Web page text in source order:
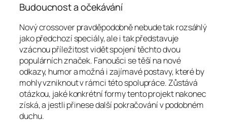
Budoucnost a očekávání
Nový crossover pravděpodobně nebude tak rozsáhlý
jako předchozí speciály, ale i tak představuje
vzácnou příležitost vidět spojení těchto dvou
populárních značek. Fanoušci se těší na nové
odkazy, humor a možná i zajímavé postavy, které by
mohly vzniknout v rámci této spolupráce. Zůstává
otázkou, jaké konkrétní formy tento projekt nakonec
získá, a jestli přinese další pokračování v podobném
duchu.